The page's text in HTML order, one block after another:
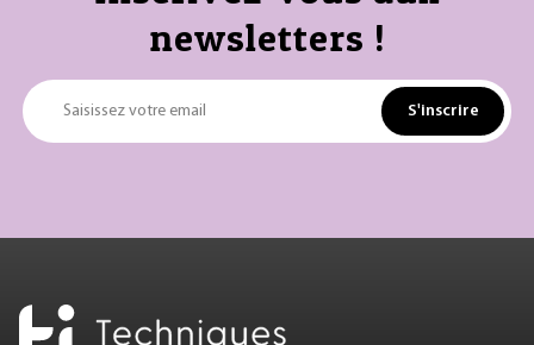
newsletters !
Saisissez votre email S'inscrire